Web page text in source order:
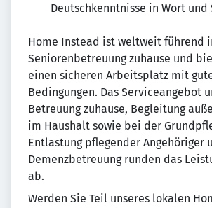
Deutschkenntnisse in Wort und
Home Instead ist weltweit führend
Seniorenbetreuung zuhause und
einen sicheren Arbeitsplatz mit
Bedingungen. Das Serviceangebot
Betreuung zuhause, Begleitung
im Haushalt sowie bei der
Entlastung pflegender Angehöriger
Demenzbetreuung runden das
ab.
Werden Sie Teil unseres lokalen